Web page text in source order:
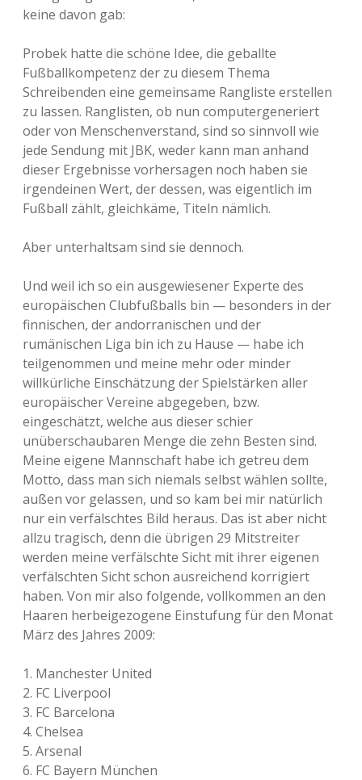
keine davon gab:
Probek hatte die schöne Idee, die geballte
Fußballkompetenz der zu diesem Thema
Schreibenden eine gemeinsame Rangliste erstellen
zu lassen. Ranglisten, ob nun computergeneriert
oder von Menschenverstand, sind so sinnvoll wie
jede Sendung mit JBK, weder kann man anhand
dieser Ergebnisse vorhersagen noch haben sie
irgendeinen Wert, der dessen, was eigentlich im
Fußball zählt, gleichkäme, Titeln nämlich.
Aber unterhaltsam sind sie dennoch.
Und weil ich so ein ausgewiesener Experte des
europäischen Clubfußballs bin — besonders in der
finnischen, der andorranischen und der
rumänischen Liga bin ich zu Hause — habe ich
teilgenommen und meine mehr oder minder
willkürliche Einschätzung der Spielstärken aller
europäischer Vereine abgegeben, bzw.
eingeschätzt, welche aus dieser schier
unüberschaubaren Menge die zehn Besten sind.
Meine eigene Mannschaft habe ich getreu dem
Motto, dass man sich niemals selbst wählen sollte,
außen vor gelassen, und so kam bei mir natürlich
nur ein verfälschtes Bild heraus. Das ist aber nicht
allzu tragisch, denn die übrigen 29 Mitstreiter
werden meine verfälschte Sicht mit ihrer eigenen
verfälschten Sicht schon ausreichend korrigiert
haben. Von mir also folgende, vollkommen an den
Haaren herbeigezogene Einstufung für den Monat
März des Jahres 2009:
1. Manchester United
2. FC Liverpool
3. FC Barcelona
4. Chelsea
5. Arsenal
6. FC Bayern München